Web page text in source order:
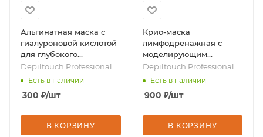
Альгинатная маска с
гиалуроновой кислотой
для глубокого
увлажнения кожи, 30 гр,
бренд - Depiltouch
Depiltouch Professional
Есть в наличии
300 ₽/шт
В КОРЗИНУ
Крио-маска
лимфодренажная с
моделирующим
эффектом для лица, 100
мл, бренд - Depiltouch
Depiltouch Professional
Есть в наличии
900 ₽/шт
В КОРЗИНУ